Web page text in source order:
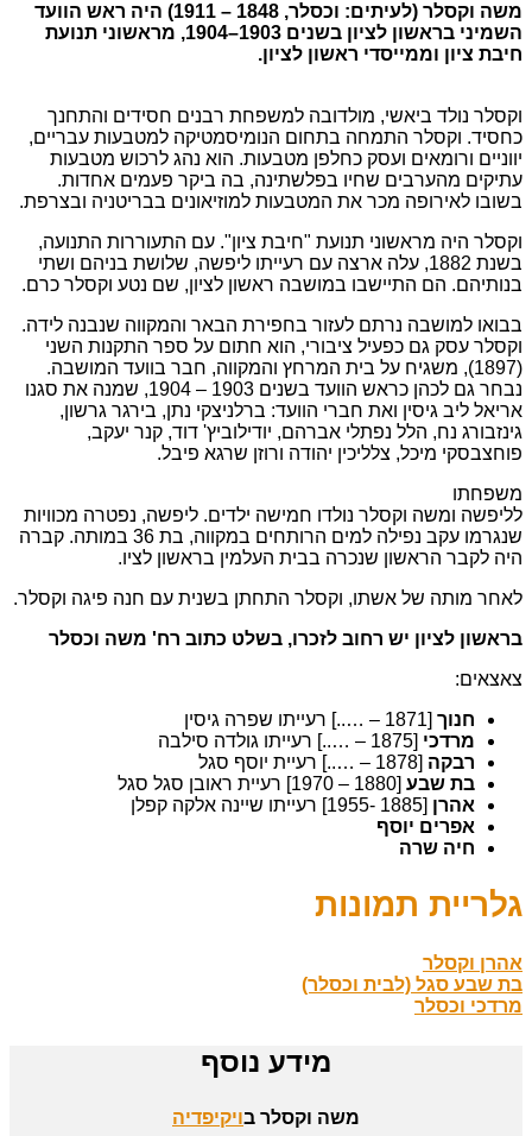
משה וקסלר (לעיתים: וכסלר, 1848 – 1911) היה ראש הוועד
השמיני בראשון לציון בשנים 1903–1904, מראשוני תנועת
חיבת ציון וממייסדי ראשון לציון.
וקסלר נולד ביאשי, מולדובה למשפחת רבנים חסידים והתחנך
כחסיד. וקסלר התמחה בתחום הנומיסמטיקה למטבעות עבריים,
יווניים ורומאים ועסק כחלפן מטבעות. הוא נהג לרכוש מטבעות
עתיקים מהערבים שחיו בפלשתינה, בה ביקר פעמים אחדות.
בשובו לאירופה מכר את המטבעות למוזיאונים בבריטניה ובצרפת.
וקסלר היה מראשוני תנועת "חיבת ציון". עם התעוררות התנועה,
בשנת 1882, עלה ארצה עם רעייתו ליפשה, שלושת בניהם ושתי
בנותיהם. הם התיישבו במושבה ראשון לציון, שם נטע וקסלר כרם.
בבואו למושבה נרתם לעזור בחפירת הבאר והמקווה שנבנה לידה.
וקסלר עסק גם כפעיל ציבורי, הוא חתום על ספר התקנות השני
(1897), משגיח על בית המרחץ והמקווה, חבר בוועד המושבה.
נבחר גם לכהן כראש הוועד בשנים 1903 – 1904, שמנה את סגנו
אריאל ליב גיסין ואת חברי הוועד: ברלניצקי נתן, בירגר גרשון,
גינזבורג נח, הלל נפתלי אברהם, יודילוביץ' דוד, קנר יעקב,
פוחצבסקי מיכל, צלליכין יהודה ורוזן שרגא פיבל.
משפחתו
לליפשה ומשה וקסלר נולדו חמישה ילדים. ליפשה, נפטרה מכוויות
שנגרמו עקב נפילה למים הרותחים במקווה, בת 36 במותה. קברה
היה לקבר הראשון שנכרה בבית העלמין בראשון לציו.
לאחר מותה של אשתו, וקסלר התחתן בשנית עם חנה פיגה וקסלר.
בראשון לציון יש רחוב לזכרו, בשלט כתוב רח' משה וכסלר
צאצאים:
חנוך [1871 – …..] רעייתו שפרה גיסין
מרדכי [1875 – …..] רעייתו גולדה סילבה
רבקה [1878 – …..] רעיית יוסף סגל
בת שבע [1880 – 1970] רעיית ראובן סגל סגל
אהרן [1885 -1955] רעייתו שיינה אלקה קפלן
אפרים יוסף
חיה שרה
גלריית תמונות
אהרן וקסלר
בת שבע סגל (לבית וכסלר)
מרדכי וכסלר
מידע נוסף
משה וקסלר בויקיפדיה